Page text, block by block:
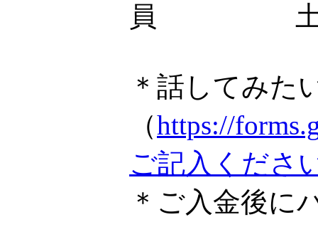
員 土
＊話してみた
（https://
ご記入くださ
＊ご入金後に